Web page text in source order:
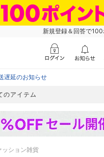
新規登録＆回答で
遅延のお知らせ
のアイテム
ッション雑貨